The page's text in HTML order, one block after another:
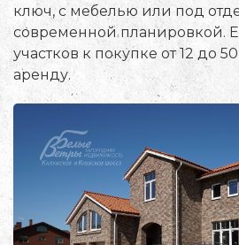
ключ, с мебелью или под
современной планировкой.
участков к покупке от 12 до
аренду.